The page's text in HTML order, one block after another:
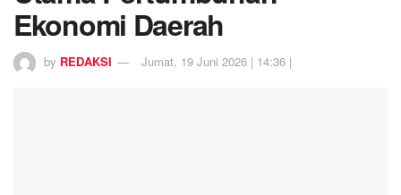
Ekonomi Daerah
by REDAKSI Jumat, 19 Juni 2026 | 14:36 |